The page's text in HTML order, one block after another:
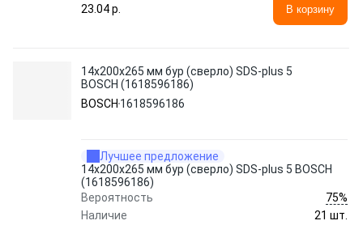
23.04 p.
В корзину
14х200х265 мм бур (сверло) SDS-plus 5
BOSCH (1618596186)
BOSCH 1618596186
Лучшее предложение
14х200х265 мм бур (сверло) SDS-plus 5 BOSCH
(1618596186)
Вероятность
75%
Наличие
21 шт.